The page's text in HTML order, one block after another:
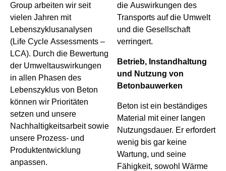
Group arbeiten wir seit
vielen Jahren mit
Lebenszyklusanalysen
(Life Cycle Assessments –
LCA). Durch die Bewertung
der Umweltauswirkungen
in allen Phasen des
Lebenszyklus von Beton
können wir Prioritäten
setzen und unsere
Nachhaltigkeitsarbeit sowie
unsere Prozess- und
Produktentwicklung
anpassen.
die Auswirkungen des
Transports auf die Umwelt
und die Gesellschaft
verringert.
Betrieb, Instandhaltung
und Nutzung von
Betonbauwerken
Beton ist ein beständiges
Material mit einer langen
Nutzungsdauer. Er erfordert
wenig bis gar keine
Wartung, und seine
Fähigkeit, sowohl Wärme